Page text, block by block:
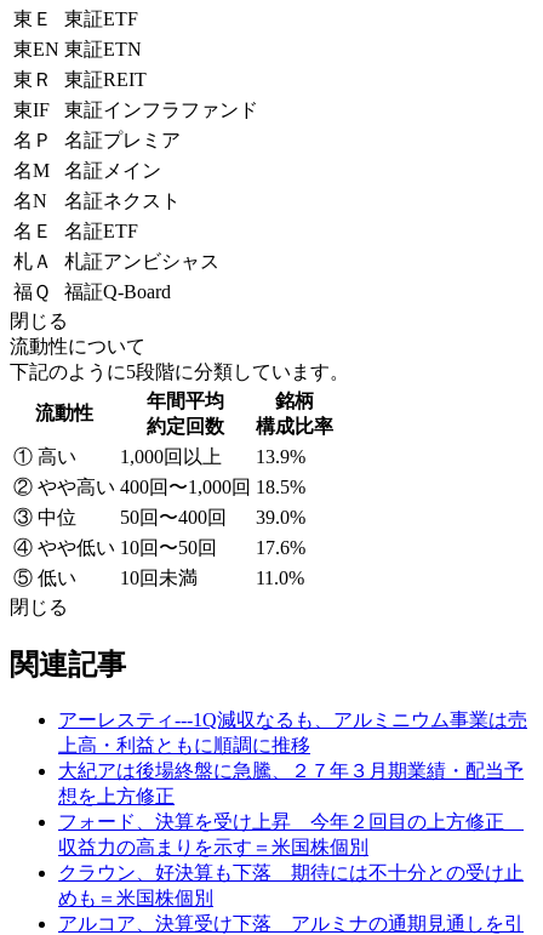
東Ｅ
東証ETF
東EN 東証ETN
東Ｒ
東証REIT
東IF
東証インフラファンド
名Ｐ
名証プレミア
名M
名証メイン
名N
名証ネクスト
名Ｅ
名証ETF
札Ａ
札証アンビシャス
福Ｑ
福証Q-Board
閉じる
流動性について
下記のように5段階に分類しています。
流動性
年間平均
約定回数
銘柄
構成比率
① 高い
1,000回以上
13.9%
② やや高い 400回〜1,000回 18.5%
③ 中位
50回〜400回
39.0%
④ やや低い 10回〜50回
17.6%
⑤ 低い
10回未満
11.0%
閉じる
関連記事
アーレスティ---1Q減収なるも、アルミニウム事業は売
上高・利益ともに順調に推移
大紀アは後場終盤に急騰、２７年３月期業績・配当予
想を上方修正
フォード、決算を受け上昇 今年２回目の上方修正
収益力の高まりを示す＝米国株個別
クラウン、好決算も下落 期待には不十分との受け止
めも＝米国株個別
アルコア、決算受け下落 アルミナの通期見通しを引